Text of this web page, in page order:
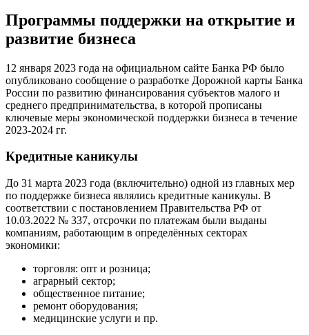
Программы поддержки на открытие и
развитие бизнеса
12 января 2023 года на официальном сайте Банка РФ было
опубликовано сообщение о разработке Дорожной карты Банка
России по развитию финансирования субъектов малого и
среднего предпринимательства, в которой прописаны
ключевые меры экономической поддержки бизнеса в течение
2023-2024 гг.
Кредитные каникулы
До 31 марта 2023 года (включительно) одной из главных мер
по поддержке бизнеса являлись кредитные каникулы. В
соответствии с постановлением Правительства РФ от
10.03.2022 № 337, отсрочки по платежам были выданы
компаниям, работающим в определённых секторах
экономики:
торговля: опт и розница;
аграрный сектор;
общественное питание;
ремонт оборудования;
медицинские услуги и пр.